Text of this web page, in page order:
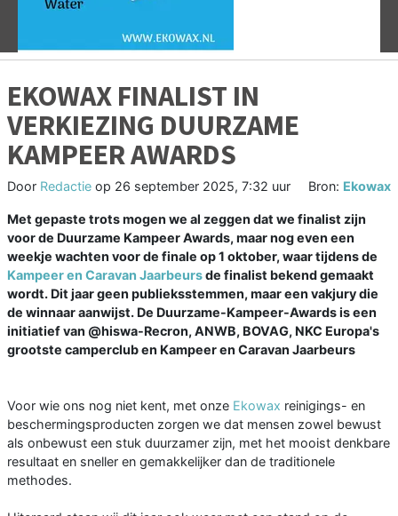
EKOWAX FINALIST IN
VERKIEZING DUURZAME
KAMPEER AWARDS
Door Redactie op 26 september 2025, 7:32 uur Bron: Ekowax
Met gepaste trots mogen we al zeggen dat we finalist zijn
voor de Duurzame Kampeer Awards, maar nog even een
weekje wachten voor de finale op 1 oktober, waar tijdens de
Kampeer en Caravan Jaarbeursde finalist bekend gemaakt
wordt. Dit jaar geen publieksstemmen, maar een vakjury die
de winnaar aanwijst. De Duurzame-Kampeer-Awards is een
initiatief van @hiswa-Recron, ANWB, BOVAG, NKC Europa's
grootste camperclub en Kampeer en Caravan Jaarbeurs
Voor wie ons nog niet kent, met onze Ekowax reinigings- en
beschermingsproducten zorgen we dat mensen zowel bewust
als onbewust een stuk duurzamer zijn, met het mooist denkbare
resultaat en sneller en gemakkelijker dan de traditionele
methodes.